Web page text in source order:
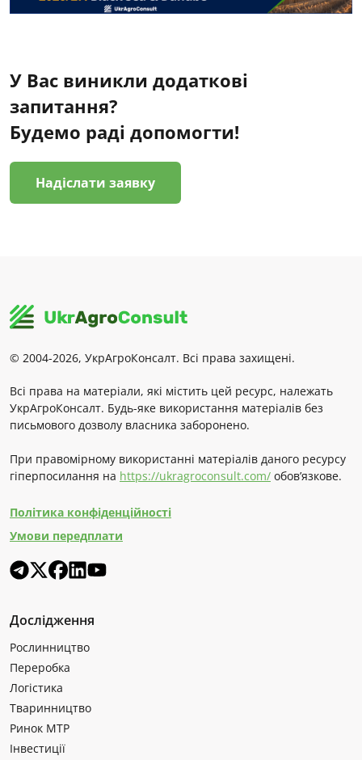
У Вас виникли додаткові
запитання?
Будемо раді допомогти!
Надіслати заявку
© 2004-2026, УкрАгроКонсалт. Всі права захищені.
Всі права на матеріали, які містить цей ресурс, належать
УкрАгроКонсалт. Будь-яке використання матеріалів без
письмового дозволу власника заборонено.
При правомірному використанні матеріалів даного ресурсу
гіперпосилання на https://ukragroconsult.com/ обов’язкове.
Політика конфіденційності
Умови передплати
Дослідження
Рослинництво
Переробка
Логістика
Тваринництво
Ринок МТР
Інвестиції